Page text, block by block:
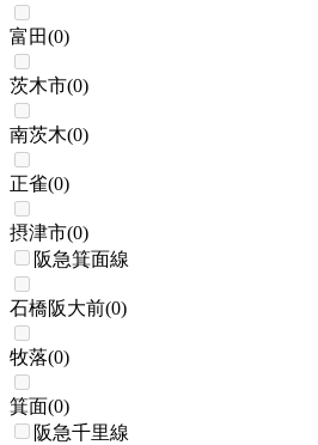
富田(0)
茨木市(0)
南茨木(0)
正雀(0)
摂津市(0)
阪急箕面線
石橋阪大前(0)
牧落(0)
箕面(0)
阪急千里線